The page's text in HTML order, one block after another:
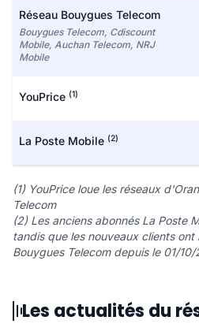
Réseau Bouygues Telecom
Bouygues Telecom, Cdiscount
Mobile, Auchan Telecom, NRJ
Mobile
YouPrice (1)
La Poste Mobile (2)
(1) YouPrice loue les réseaux
Telecom
(2) Les anciens abonnés La Poste
tandis que les nouveaux clients ont
Bouygues Telecom depuis le 01/
Les actualités du